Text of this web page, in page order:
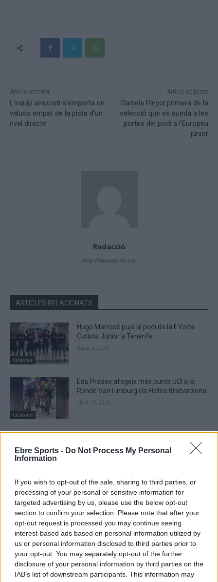
Ebre Sports - Do Not Process My Personal
Information
If you wish to opt-out of the sale, sharing to third parties, or
processing of your personal or sensitive information for
targeted advertising by us, please use the below opt-out
section to confirm your selection. Please note that after your
opt-out request is processed you may continue seeing
interest-based ads based on personal information utilized by
us or personal information disclosed to third parties prior to
your opt-out. You may separately opt-out of the further
disclosure of your personal information by third parties on the
IAB’s list of downstream participants. This information may
Article anterior
L’equip ampostí s’emporta un
valuós empat de la pista d’un
rival directe
Article següent
Daniela Pinyol primera de la
selecció que es queda a les
portes del podi a l’Europeu
júnior
Redacció
http://ebresports.cat
ARTICLES RELACIONATS
Ciclisme
Hugo Marrasé puja al podi de la II Volta
Ciclista Júnior a Tenerife
maig 5, 2026
Ciclisme
Edu Prades afegeix més punts UCI a la
Ronde Van Limburg i la Fletxa Brabanzona
abril 25, 2026
DEIXA UNA RESPOSTA